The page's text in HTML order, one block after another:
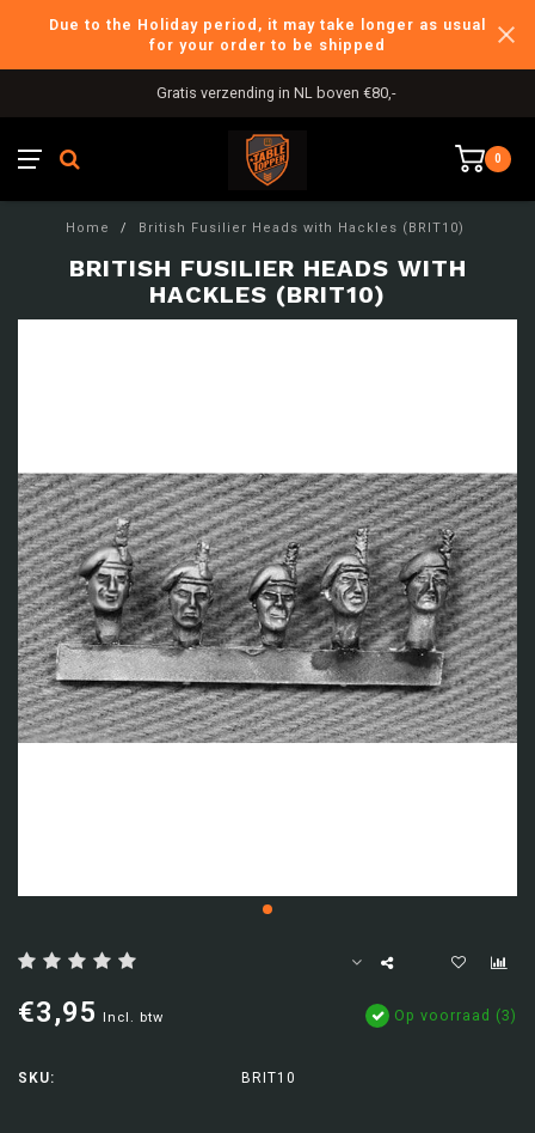
Due to the Holiday period, it may take longer as usual
for your order to be shipped
Gratis verzending in NL boven €80,-
0
Home / British Fusilier Heads with Hackles (BRIT10)
BRITISH FUSILIER HEADS WITH
HACKLES (BRIT10)
€3,95 Incl. btw Op voorraad (3)
SKU: BRIT10